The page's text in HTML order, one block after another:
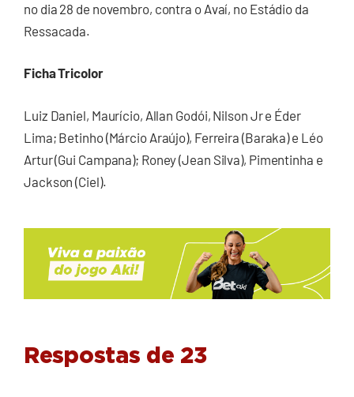
no dia 28 de novembro, contra o Avaí, no Estádio da
Ressacada.
Ficha Tricolor
Luiz Daniel, Maurício, Allan Godói, Nilson Jr e Éder
Lima; Betinho (Márcio Araújo), Ferreira (Baraka) e Léo
Artur (Gui Campana); Roney (Jean Silva), Pimentinha e
Jackson (Ciel).
Respostas de 23